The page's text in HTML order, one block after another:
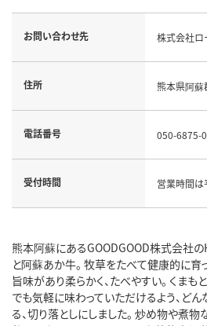
お問い合わせ先 株式会社ロ
住所 熊本県阿蘇
電話番号 050-6875-
受付時間 営業時間は
熊本阿蘇にあるGOODGOOD株式会社の
と阿蘇あか牛。 牧草をたべて健康的に育
旨味があり柔らかく、たべやすい。 くま
でも気軽に味わっていただけるよう、ど
る、切り落としにしました。 炒め物や煮物